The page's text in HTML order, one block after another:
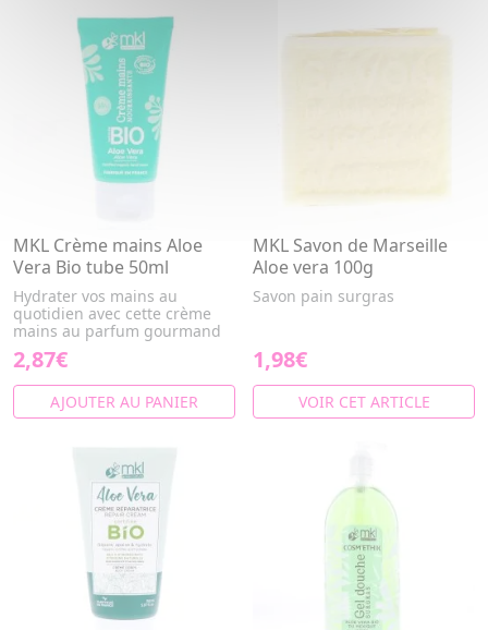
MKL Crème mains Aloe
Vera Bio tube 50ml
Hydrater vos mains au
quotidien avec cette crème
mains au parfum gourmand
2,87€
AJOUTER AU PANIER
MKL Savon de Marseille
Aloe vera 100g
Savon pain surgras
1,98€
VOIR CET ARTICLE